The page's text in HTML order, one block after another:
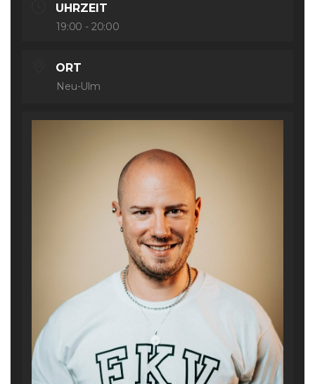
UHRZEIT
19:00 - 20:00
ORT
Neu-Ulm